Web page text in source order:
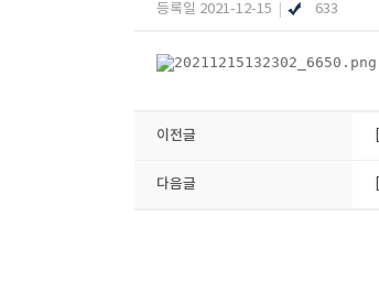
등록일 2021-12-15 633
이전글
다음글